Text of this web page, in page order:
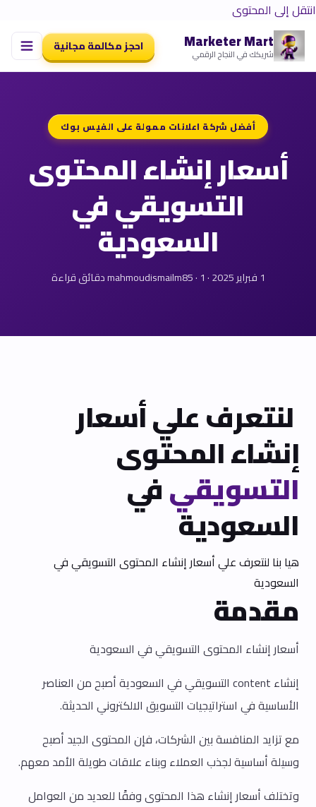
انتقل إلى المحتوى
Marketer Mart
شريكك في النجاح الرقمي احجز مكالمة مجانية
أفضل شركة اعلانات ممولة على الفيس بوك
أسعار إنشاء المحتوى
التسويقي في
السعودية
1 فبراير 2025 · mahmoudismailm85 · 1 دقائق قراءة
لنتعرف علي أسعار
إنشاء المحتوى
التسويقيفي
السعودية
هيا بنا لنتعرف علي أسعار إنشاء المحتوى التسويقي في
السعودية
مقدمة
أسعار إنشاء المحتوى التسويقي في السعودية
إنشاء content التسويقي في السعودية أصبح من العناصر
الأساسية في استراتيجيات التسويق الالكتروني الحديثة.
مع تزايد المنافسة بين الشركات، فإن المحتوى الجيد أصبح
وسيلة أساسية لجذب العملاء وبناء علاقات طويلة الأمد معهم.
وتختلف أسعار إنشاء هذا المحتوى وفقًا للعديد من العوامل